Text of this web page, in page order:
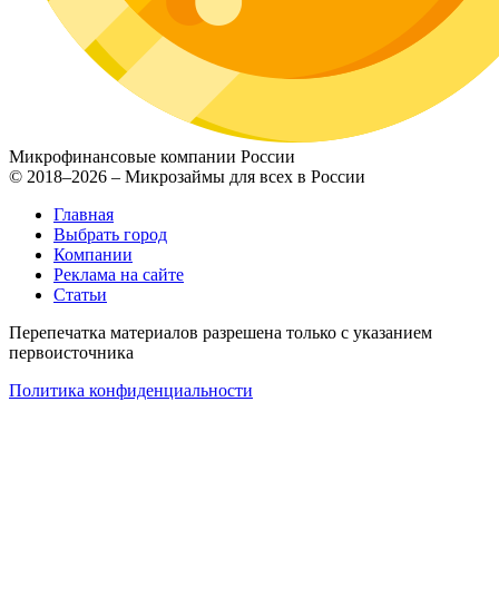
Микрофинансовые компании России
© 2018–2026 – Микрозаймы для всех в России
Главная
Выбрать город
Компании
Реклама на сайте
Статьи
Перепечатка материалов разрешена только с указанием
первоисточника
Политика конфиденциальности